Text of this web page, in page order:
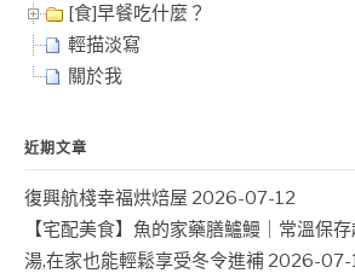
[食]早餐吃什麼？
輕描淡寫
關於我
近期文章
復興航棧幸福烘焙屋 2026-07-12
【宅配美食】魚的家藥膳鱸鰻｜常溫保
湯,在家也能輕鬆享受冬令進補 2026-07-